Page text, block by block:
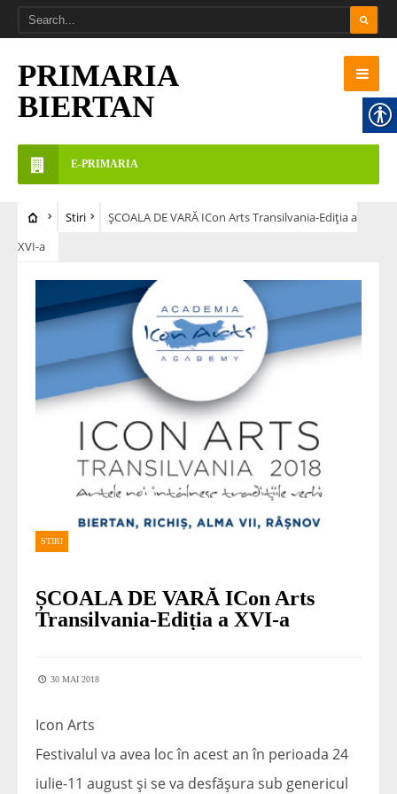
PRIMARIA
BIERTAN
E-PRIMARIA
Stiri
ȘCOALA DE VARĂ ICon Arts Transilvania-Ediția a
XVI-a
STIRI
ȘCOALA DE VARĂ ICon Arts
Transilvania-Ediția a XVI-a
30 MAI 2018
Icon Arts
Festivalul va avea loc în acest an în perioada 24
iulie-11 august şi se va desfăşura sub genericul